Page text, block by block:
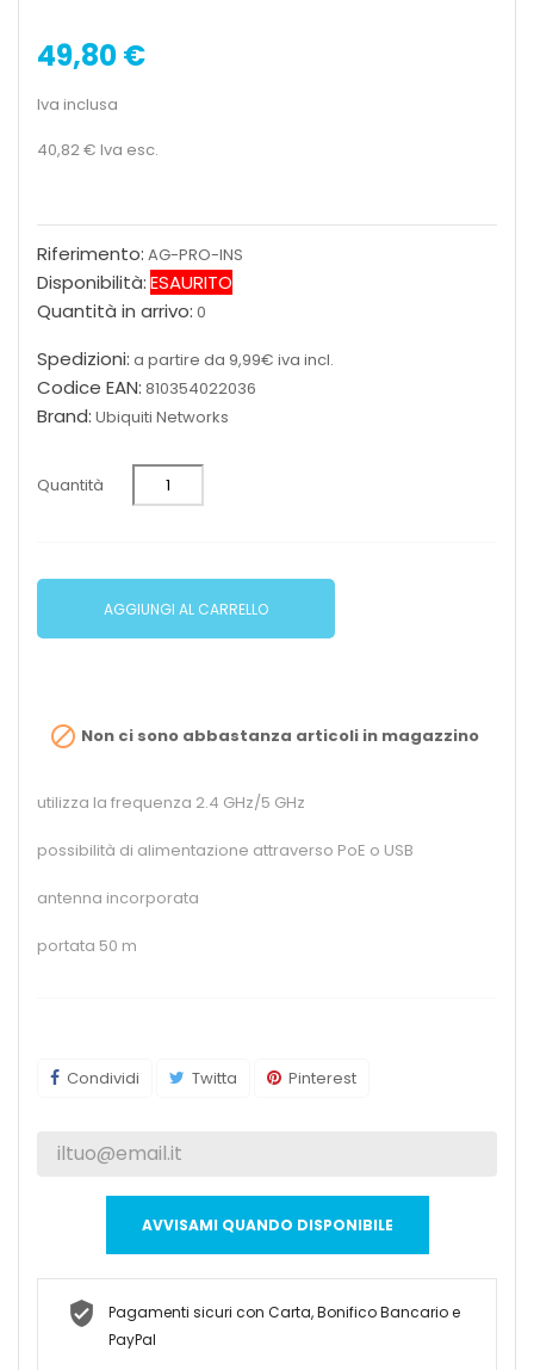
49,80 €
Iva inclusa
40,82 € Iva esc.
Riferimento: AG-PRO-INS
Disponibilità:ESAURITO
Quantità in arrivo: 0
Spedizioni: a partire da 9,99€ iva incl.
Codice EAN: 810354022036
Brand: Ubiquiti Networks
Quantità
AGGIUNGI AL CARRELLO
 Non ci sono abbastanza articoli in magazzino
utilizza la frequenza 2.4 GHz/5 GHz
possibilità di alimentazione attraverso PoE o USB
antenna incorporata
portata 50 m
Condividi Twitta Pinterest
AVVISAMI QUANDO DISPONIBILE
Pagamenti sicuri con Carta, Bonifico Bancario e
PayPal